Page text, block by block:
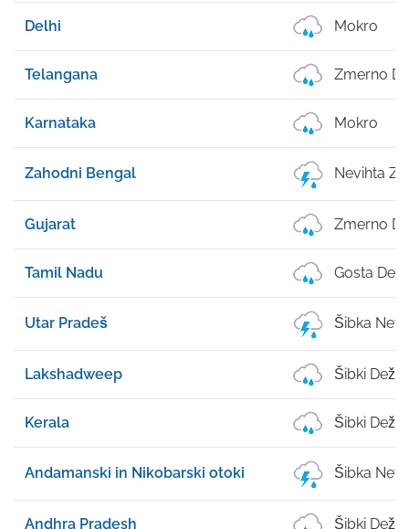
Delhi Mokro
Telangana Zmerno
Karnataka Mokro
Zahodni Bengal Nevihta Z
Gujarat Zmerno
Tamil Nadu Gosta Dež
Utar Pradeš Šibka
Lakshadweep Šibki Dež
Kerala Šibki Dež
Andamanski in Nikobarski otoki Šibka
Andhra Pradesh Šibki Dež